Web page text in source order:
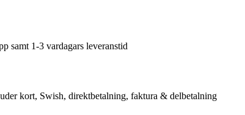
samt 1-3 vardagars leveranstid
kort, Swish, direktbetalning, faktura & delbetalning